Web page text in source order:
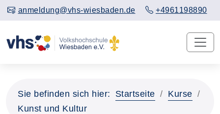
anmeldung@vhs-wiesbaden.de +4961198890
Sie befinden sich hier: Startseite
Kurse
Kunst und Kultur